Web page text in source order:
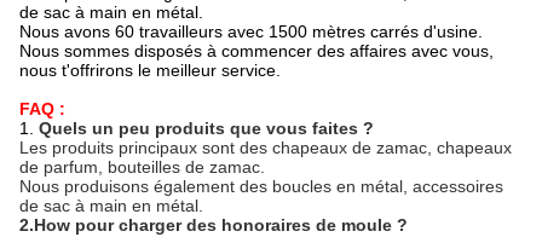
de sac à main en métal.
Nous avons 60 travailleurs avec 1500 mètres carrés d'usine.
Nous sommes disposés à commencer des affaires avec vous,
nous t'offrirons le meilleur service.
FAQ :
1. Quels un peu produits que vous faites ?
Les produits principaux sont des chapeaux de zamac, chapeaux
de parfum, bouteilles de zamac.
Nous produisons également des boucles en métal, accessoires
de sac à main en métal.
2.How pour charger des honoraires de moule ?